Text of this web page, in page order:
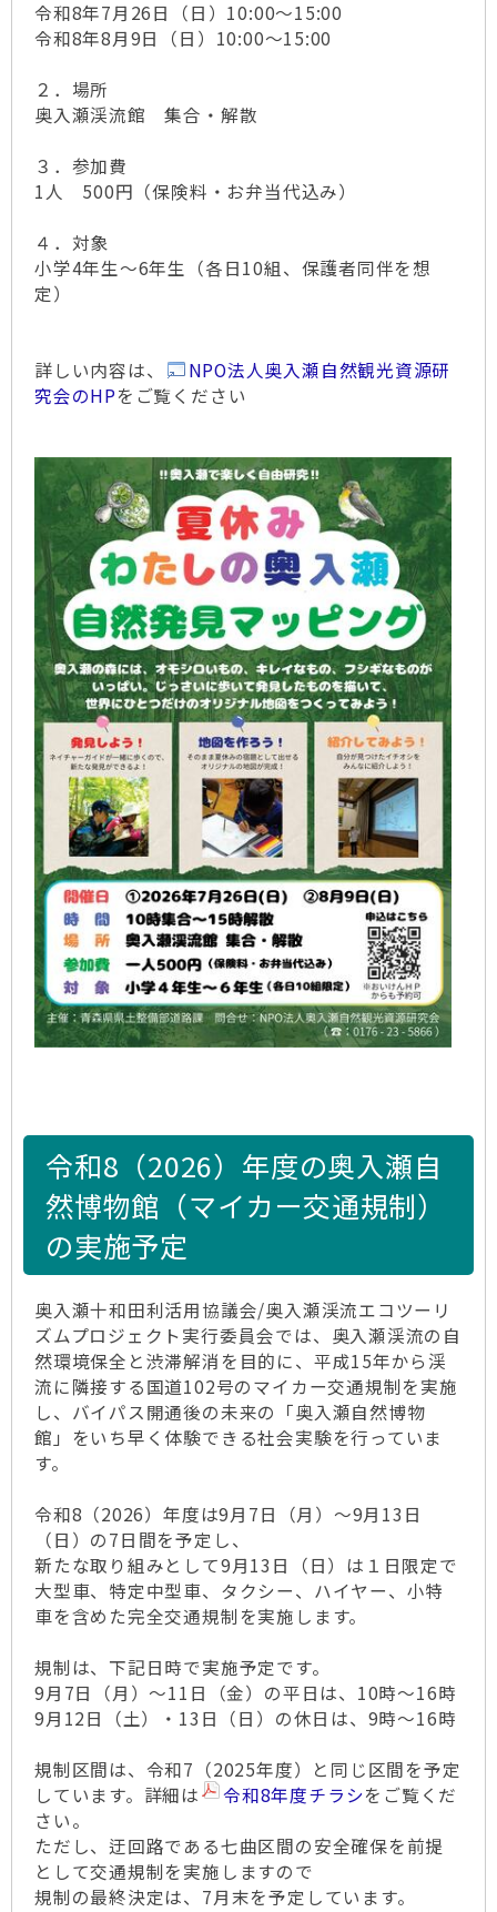
令和8年7月26日（日）10:00～15:00
令和8年8月9日（日）10:00～15:00
２．場所
奥入瀬渓流館 集合・解散
３．参加費
1人 500円（保険料・お弁当代込み）
４．対象
小学4年生～6年生（各日10組、保護者同伴を想
定）
詳しい内容は、
NPO法人奥入瀬自然観光資源研
究会のHPをご覧ください
令和8（2026）年度の奥入瀬自
然博物館（マイカー交通規制）
の実施予定
奥入瀬十和田利活用協議会/奥入瀬渓流エコツーリ
ズムプロジェクト実行委員会では、奥入瀬渓流の自
然環境保全と渋滞解消を目的に、平成15年から渓
流に隣接する国道102号のマイカー交通規制を実施
し、バイパス開通後の未来の「奥入瀬自然博物
館」をいち早く体験できる社会実験を行っていま
す。
令和8（2026）年度は9月7日（月）～9月13日
（日）の7日間を予定し、
新たな取り組みとして9月13日（日）は１日限定で
大型車、特定中型車、タクシー、ハイヤー、小特
車を含めた完全交通規制を実施します。
規制は、下記日時で実施予定です。
9月7日（月）～11日（金）の平日は、10時～16時
9月12日（土）・13日（日）の休日は、9時～16時
規制区間は、令和7（2025年度）と同じ区間を予定
しています。詳細は
令和8年度チラシをご覧くだ
さい。
ただし、迂回路である七曲区間の安全確保を前提
として交通規制を実施しますので
規制の最終決定は、7月末を予定しています。